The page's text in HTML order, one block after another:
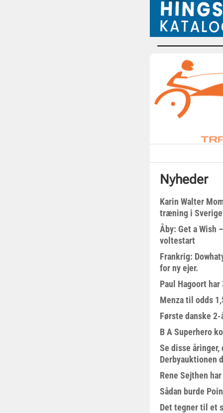
Nyheder
Karin Walter
træning i Sverige
Åby: Get a Wish
voltestart
Frankrig:
for ny ejer.
Paul Hagoort
Menza til odds
Første danske
B A Superhero
Se disse
Derbyauktionen
Rene Sejthen
Sådan burde
Det tegner til et